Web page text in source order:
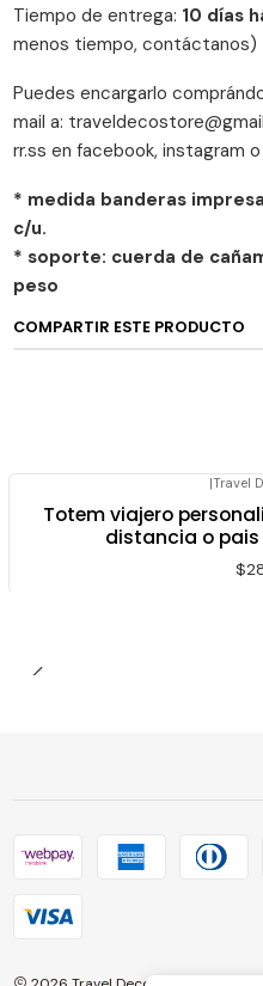
Tiempo de entrega: 10 días
menos tiempo, contáctanos)
Puedes encargarlo
mail a:
rr.ss en facebook, instagram
* medida banderas
c/u.
* soporte: cuerda de
peso
COMPARTIR ESTE PRODUCTO
|Travel
Totem viajero
distancia o pais